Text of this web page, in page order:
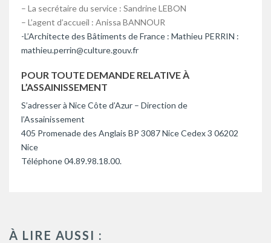
– La secrétaire du service : Sandrine LEBON
– L’agent d’accueil : Anissa BANNOUR
-L’Architecte des Bâtiments de France : Mathieu PERRIN :
mathieu.perrin@culture.gouv.fr
POUR TOUTE DEMANDE RELATIVE À
L’ASSAINISSEMENT
S’adresser à Nice Côte d’Azur – Direction de
l’Assainissement
405 Promenade des Anglais BP 3087 Nice Cedex 3 06202
Nice
Téléphone 04.89.98.18.00.
À LIRE AUSSI :